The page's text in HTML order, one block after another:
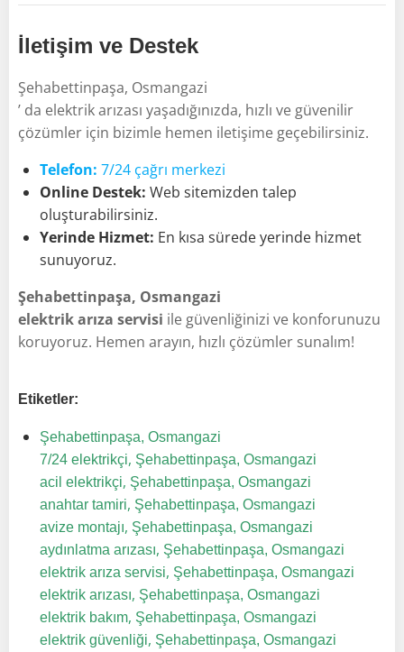
İletişim ve Destek
Şehabettinpaşa, Osmangazi
’ da elektrik arızası yaşadığınızda, hızlı ve güvenilir
çözümler için bizimle hemen iletişime geçebilirsiniz.
Telefon: 7/24 çağrı merkezi
Online Destek: Web sitemizden talep
oluşturabilirsiniz.
Yerinde Hizmet: En kısa sürede yerinde hizmet
sunuyoruz.
Şehabettinpaşa, Osmangazi
elektrik arıza servisi ile güvenliğinizi ve konforunuzu
koruyoruz. Hemen arayın, hızlı çözümler sunalım!
Etiketler:
Şehabettinpaşa, Osmangazi
7/24 elektrikçi, Şehabettinpaşa, Osmangazi
acil elektrikçi, Şehabettinpaşa, Osmangazi
anahtar tamiri, Şehabettinpaşa, Osmangazi
avize montajı, Şehabettinpaşa, Osmangazi
aydınlatma arızası, Şehabettinpaşa, Osmangazi
elektrik arıza servisi, Şehabettinpaşa, Osmangazi
elektrik arızası, Şehabettinpaşa, Osmangazi
elektrik bakım, Şehabettinpaşa, Osmangazi
elektrik güvenliği, Şehabettinpaşa, Osmangazi